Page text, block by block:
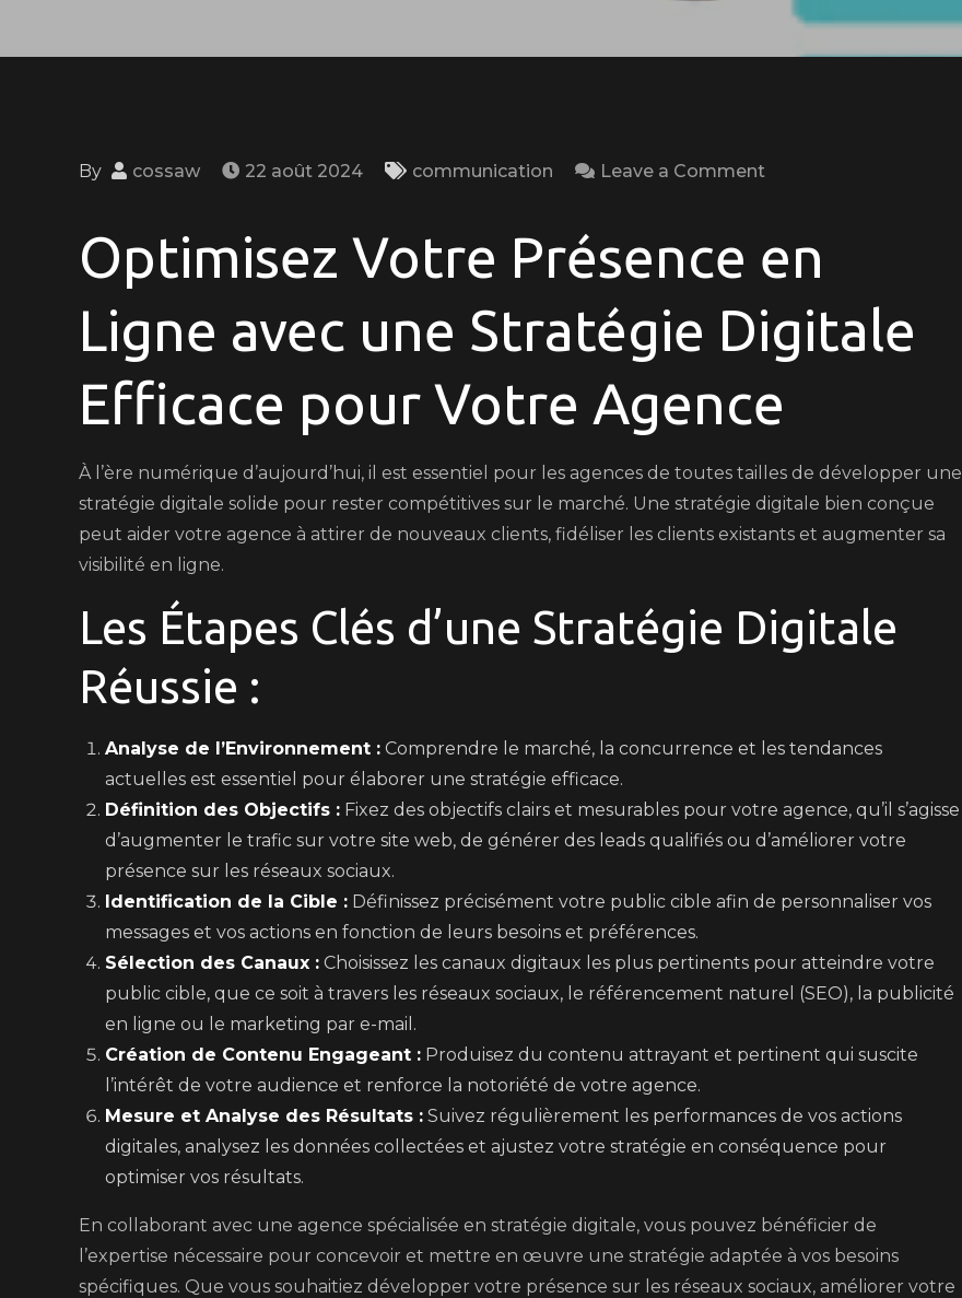
By cossaw 22 août 2024 communication Leave a Comment
Agence
une
Stratégie
Performante
Optimisez Votre Présence en
Ligne avec une Stratégie Digitale
Efficace pour Votre Agence
À l’ère numérique d’aujourd’hui, il est essentiel pour les agences de toutes tailles de développer une
stratégie digitale solide pour rester compétitives sur le marché. Une stratégie digitale bien conçue
peut aider votre agence à attirer de nouveaux clients, fidéliser les clients existants et augmenter sa
visibilité en ligne.
Les Étapes Clés d’une Stratégie Digitale
Réussie :
Analyse de l’Environnement : Comprendre le marché, la concurrence et les tendances
actuelles est essentiel pour élaborer une stratégie efficace.
Définition des Objectifs : Fixez des objectifs clairs et mesurables pour votre agence, qu’il s’agisse
d’augmenter le trafic sur votre site web, de générer des leads qualifiés ou d’améliorer votre
présence sur les réseaux sociaux.
Identification de la Cible : Définissez précisément votre public cible afin de personnaliser vos
messages et vos actions en fonction de leurs besoins et préférences.
Sélection des Canaux : Choisissez les canaux digitaux les plus pertinents pour atteindre votre
public cible, que ce soit à travers les réseaux sociaux, le référencement naturel (SEO), la publicité
en ligne ou le marketing par e-mail.
Création de Contenu Engageant : Produisez du contenu attrayant et pertinent qui suscite
l’intérêt de votre audience et renforce la notoriété de votre agence.
Mesure et Analyse des Résultats : Suivez régulièrement les performances de vos actions
digitales, analysez les données collectées et ajustez votre stratégie en conséquence pour
optimiser vos résultats.
En collaborant avec une agence spécialisée en stratégie digitale, vous pouvez bénéficier de
l’expertise nécessaire pour concevoir et mettre en œuvre une stratégie adaptée à vos besoins
spécifiques. Que vous souhaitiez développer votre présence sur les réseaux sociaux, améliorer votre